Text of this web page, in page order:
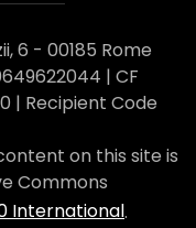
6 - 00185 Rome
| CF
| Recipient Code
on this site is
Commons
International.